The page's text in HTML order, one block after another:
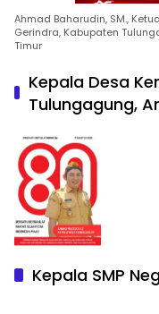
Ahmad Baharudin, SM.,
Gerindra, Kabupaten
Timur
Kepala Desa
Tulungagung,
Kepala SMP